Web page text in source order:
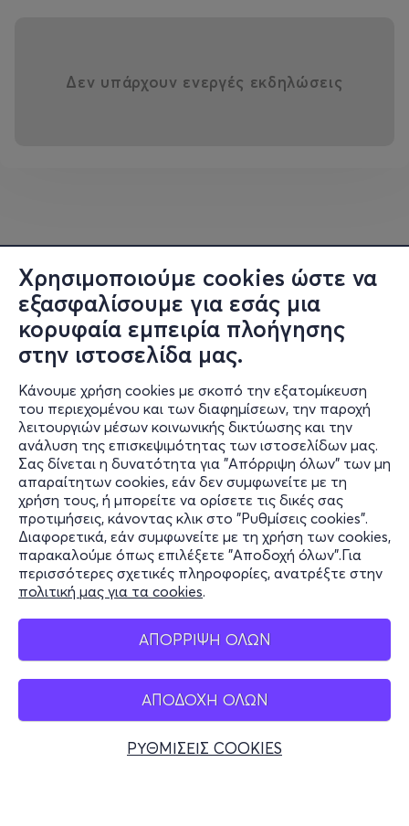
Χρησιμοποιούμε cookies ώστε να
εξασφαλίσουμε για εσάς μια
κορυφαία εμπειρία πλοήγησης
στην ιστοσελίδα μας.
Κάνουμε χρήση cookies με σκοπό την εξατομίκευση
του περιεχομένου και των διαφημίσεων, την παροχή
λειτουργιών μέσων κοινωνικής δικτύωσης και την
ανάλυση της επισκεψιμότητας των ιστοσελίδων μας.
Σας δίνεται η δυνατότητα για "Απόρριψη όλων" των μη
απαραίτητων cookies, εάν δεν συμφωνείτε με τη
χρήση τους, ή μπορείτε να ορίσετε τις δικές σας
προτιμήσεις, κάνοντας κλικ στο "Ρυθμίσεις cookies".
Διαφορετικά, εάν συμφωνείτε με τη χρήση των cookies,
παρακαλούμε όπως επιλέξετε "Αποδοχή όλων".Για
περισσότερες σχετικές πληροφορίες, ανατρέξτε στην
πολιτική μας για τα cookies.
ΑΠΟΡΡΙΨΗ ΟΛΩΝ
ΑΠΟΔΟΧΗ ΟΛΩΝ
ΡΥΘΜΙΣΕΙΣ COOKIES
Δεν υπάρχουν ενεργές εκδηλώσεις
Πληροφορίες
Υποστήριξη
Stay Connected
Mobile app